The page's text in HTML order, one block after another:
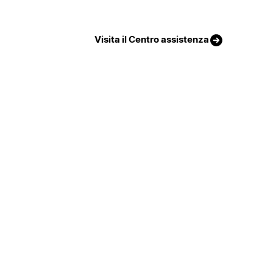
Visita il Centro assistenza